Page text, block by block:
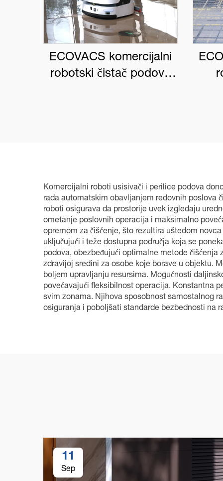
ECOVACS komercijalni
robotski čistač podova
Komercijalni roboti usisivači i perilice podova
rada automatskim obavljanjem redovnih poslova
roboti osigurava da prostorije uvek izgledaju
ometanje poslovnih operacija i maksimalno
opremom za čišćenje, što rezultira uštedom
uključujući i teže dostupna područja koja se
podova, obezbeđujući optimalne metode
zdravijoj sredini za osobe koje borave u objektu.
boljem upravljanju resursima. Mogućnosti
povećavajući fleksibilnost operacija. Konstantna
svim zonama. Njihova sposobnost samostalnog
osiguranja i poboljšati standarde bezbednosti na
11
Sep